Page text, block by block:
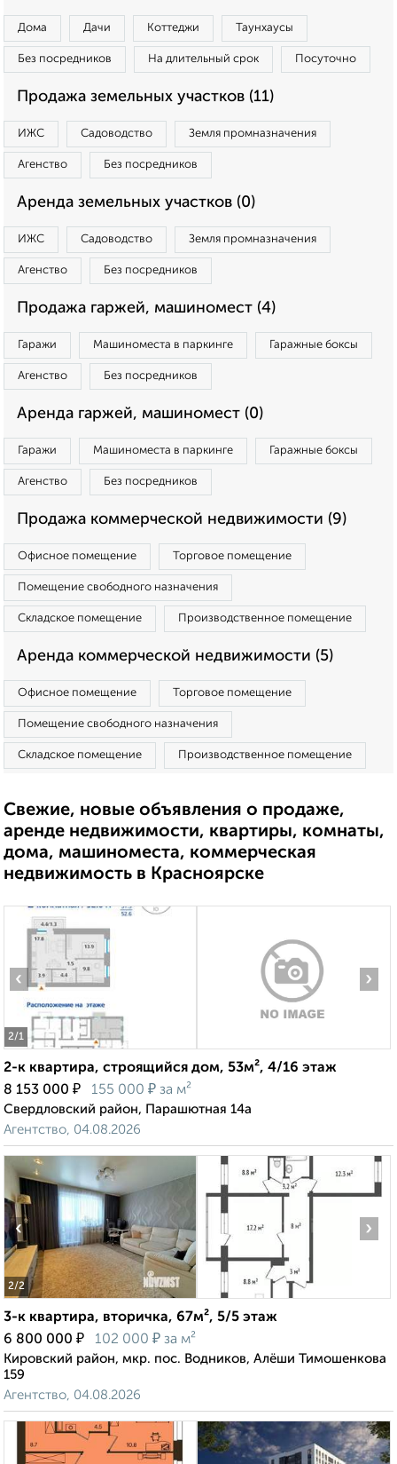
Дома Дачи Коттеджи Таунхаусы
Без посредников На длительный срок Посуточно
Продажа земельных участков (11)
ИЖС Садоводство Земля промназначения
Агенство Без посредников
Аренда земельных участков (0)
ИЖС Садоводство Земля промназначения
Агенство Без посредников
Продажа гаржей, машиномест (4)
Гаражи Машиноместа в паркинге Гаражные боксы
Агенство Без посредников
Аренда гаржей, машиномест (0)
Гаражи Машиноместа в паркинге Гаражные боксы
Агенство Без посредников
Продажа коммерческой недвижимости (9)
Офисное помещение Торговое помещение
Помещение свободного назначения
Складское помещение Производственное помещение
Аренда коммерческой недвижимости (5)
Офисное помещение Торговое помещение
Помещение свободного назначения
Складское помещение Производственное помещение
Свежие, новые объявления о продаже,
аренде недвижимости, квартиры, комнаты,
дома, машиноместа, коммерческая
недвижимость в Красноярске
2/1
‹ ›
2-к квартира, строящийся дом, 53м², 4/16 этаж
8 153 000 ₽ 155 000 ₽ за м²
Свердловский район, Парашютная 14а
Агентство, 04.08.2026
2/2
‹ ›
3-к квартира, вторичка, 67м², 5/5 этаж
6 800 000 ₽ 102 000 ₽ за м²
Кировский район, мкр. пос. Водников, Алёши Тимошенкова
159
Агентство, 04.08.2026